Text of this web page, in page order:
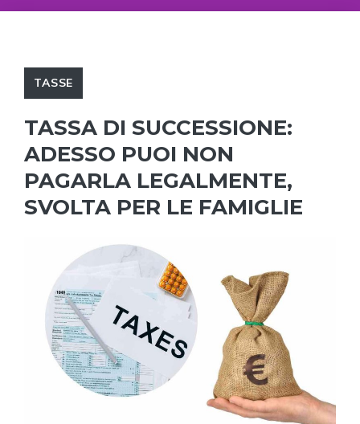
TASSE
TASSA DI SUCCESSIONE:
ADESSO PUOI NON
PAGARLA LEGALMENTE,
SVOLTA PER LE FAMIGLIE